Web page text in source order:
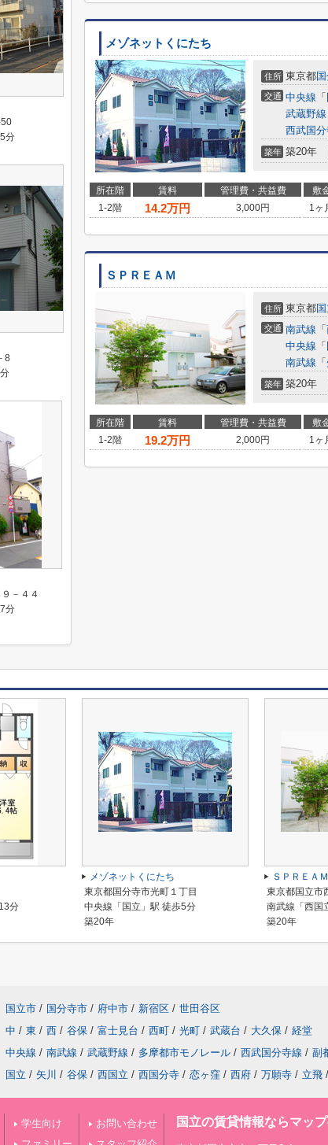
メゾネットくにたち
住所 東京都
交通 中央線 「
武蔵野線
西武国分
築年 築20年
所在階 賃料 管理費・共益費 敷
1-2階
14.2万円 3,000円 1ヶ
ＳＰＲＥＡＭ
住所 東京都
交通 南武線 「
中央線 「
南武線 「
築年 築20年
所在階 賃料 管理費・共益費 敷
1-2階
19.2万円 2,000円 1ヶ
分
8
－４４
分
分
メゾネットくにたち
東京都国分寺市光町１丁目
中央線「国立」駅 徒歩5分
築20年
ＳＰＲＥＡＭ
東京都国立市
南武線「西国
築20年
国立市 / 国分寺市 / 府中市 / 新宿区 / 世田谷区
中 / 東 / 西 / 谷保 / 富士見台 / 西町 / 光町 / 武蔵台 / 大久保 / 経堂
中央線 / 南武線 / 武蔵野線 / 多摩都市モノレール / 西武国分寺線 / 副
国立 / 矢川 / 谷保 / 西国立 / 西国分寺 / 恋ヶ窪 / 西府 / 万願寺 / 立飛 /
学生向け
お問い合わせ
国立の賃貸情報ならマッ